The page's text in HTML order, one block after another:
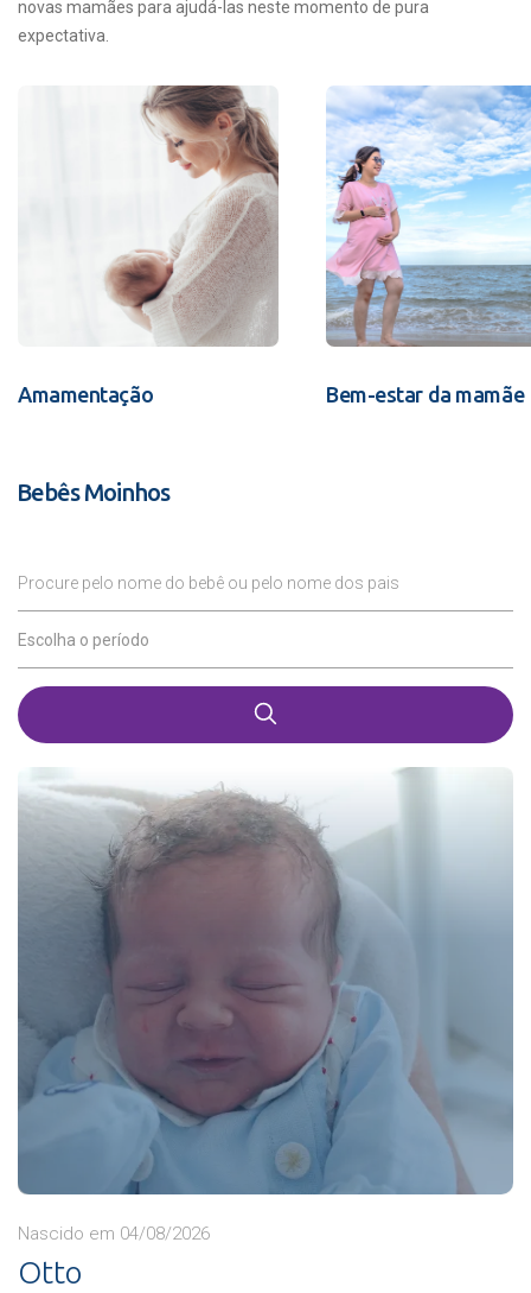
novas mamães para ajudá-las neste momento de pura
expectativa.
Amamentação Bem-estar da mamãe
Bebês Moinhos
Procure pelo nome do bebê ou pelo nome dos pais
Escolha o período
Nascido em 04/08/2026
Otto